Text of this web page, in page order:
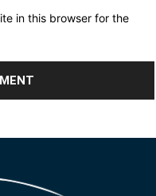
in this browser for the